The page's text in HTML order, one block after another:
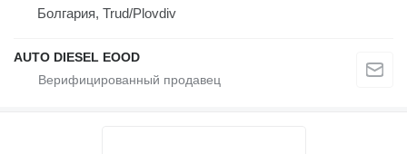
Болгария, Trud/Plovdiv
AUTO DIESEL EOOD